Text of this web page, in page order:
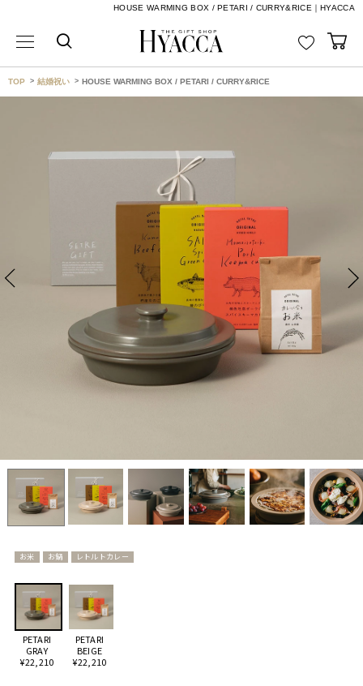
HOUSE WARMING BOX / PETARI / CURRY&RICE｜HYACCA
TOP 結婚祝い HOUSE WARMING BOX / PETARI / CURRY&RICE
お米 お鍋 レトルトカレー
PETARI
GRAY
¥22,210
PETARI
BEIGE
¥22,210